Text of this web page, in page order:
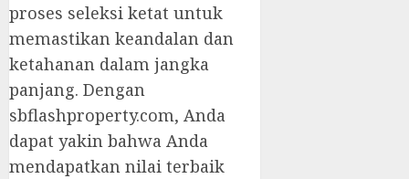
proses seleksi ketat untuk
memastikan keandalan dan
ketahanan dalam jangka
panjang. Dengan
sbflashproperty.com, Anda
dapat yakin bahwa Anda
mendapatkan nilai terbaik